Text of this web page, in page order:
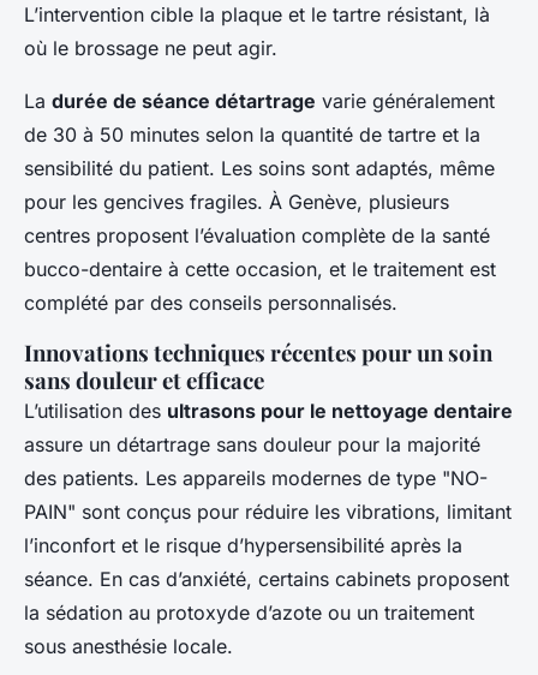
L’intervention cible la plaque et le tartre résistant, là
où le brossage ne peut agir.
La durée de séance détartrage varie généralement
de 30 à 50 minutes selon la quantité de tartre et la
sensibilité du patient. Les soins sont adaptés, même
pour les gencives fragiles. À Genève, plusieurs
centres proposent l’évaluation complète de la santé
bucco-dentaire à cette occasion, et le traitement est
complété par des conseils personnalisés.
Innovations techniques récentes pour un soin
sans douleur et efficace
L’utilisation des ultrasons pour le nettoyage dentaire
assure un détartrage sans douleur pour la majorité
des patients. Les appareils modernes de type "NO-
PAIN" sont conçus pour réduire les vibrations, limitant
l’inconfort et le risque d’hypersensibilité après la
séance. En cas d’anxiété, certains cabinets proposent
la sédation au protoxyde d’azote ou un traitement
sous anesthésie locale.